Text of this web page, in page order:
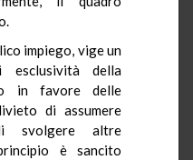
impiego, vige un
esclusività della
in favore delle
di assumere
svolgere altre
è sancito